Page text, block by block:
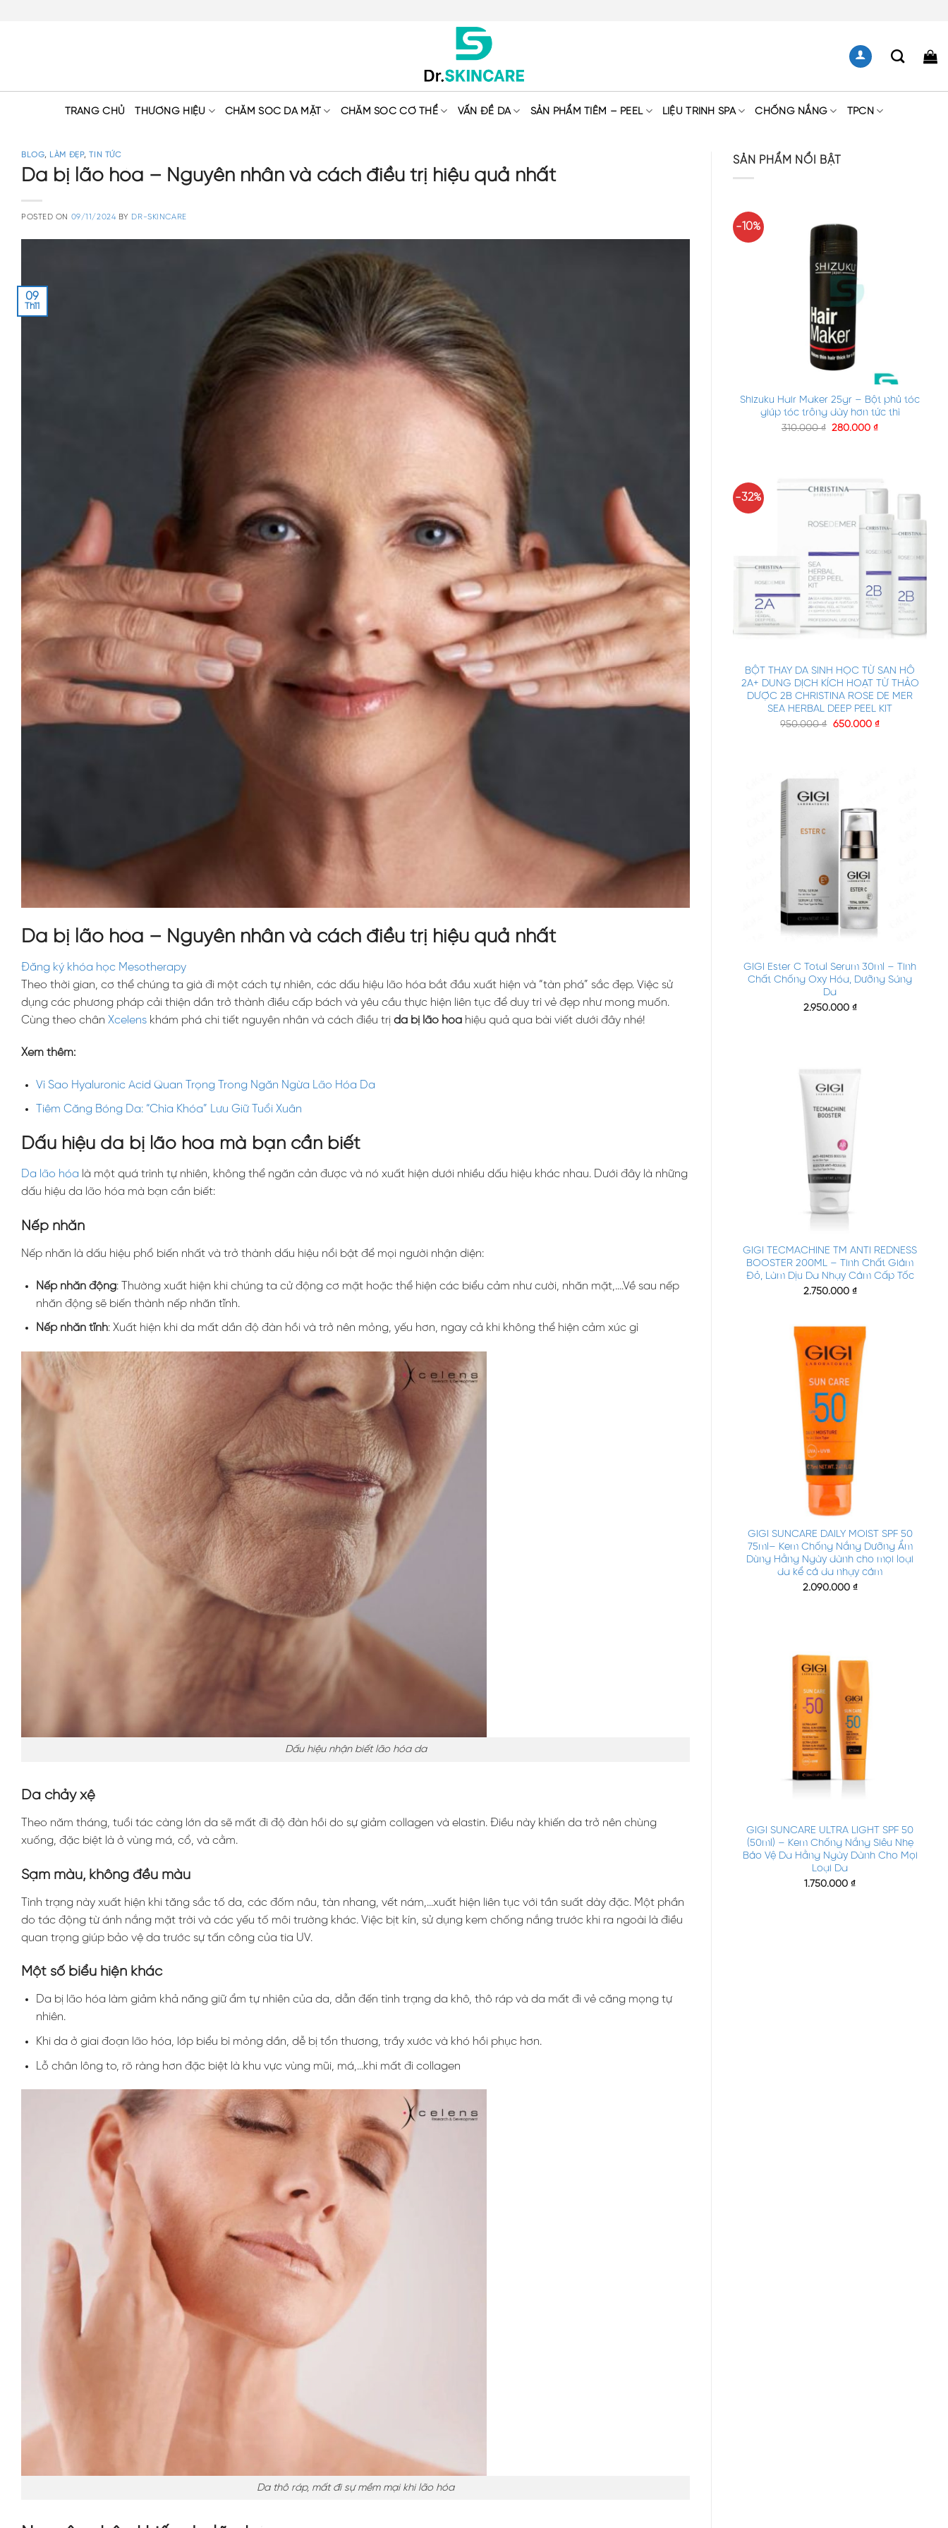
TRANG CHỦ THƯƠNG HIỆU CHĂM SÓC DA MẶT CHĂM SÓC CƠ THỂ VẤN ĐỀ DA SẢN PHẨM TIÊM – PEEL LIỆU TRÌNH SPA CHỐNG NẮNG TPCN
BLOG, LÀM ĐẸP,TIN TỨC
Da bị lão hóa – Nguyên nhân và cách điều trị hiệu quả nhất
POSTED ON 09/11/2024 BY DR-SKINCARE
09
Th11
Da bị lão hóa – Nguyên nhân và cách điều trị hiệu quả nhất
Đăng ký khóa học Mesotherapy
Theo thời gian, cơ thể chúng ta già đi một cách tự nhiên, các dấu hiệu lão hóa bắt đầu xuất hiện và “tàn phá” sắc đẹp. Việc sử
dụng các phương pháp cải thiện dần trở thành điều cấp bách và yêu cầu thực hiện liên tục để duy trì vẻ đẹp như mong muốn.
Cùng theo chân Xcelens khám phá chi tiết nguyên nhân và cách điều trị da bị lão hóa hiệu quả qua bài viết dưới đây nhé!
Xem thêm:
Vì Sao Hyaluronic Acid Quan Trọng Trong Ngăn Ngừa Lão Hóa Da
Tiêm Căng Bóng Da: “Chìa Khóa” Lưu Giữ Tuổi Xuân
Dấu hiệu da bị lão hóa mà bạn cần biết
Da lão hóa là một quá trình tự nhiên, không thể ngăn cản được và nó xuất hiện dưới nhiều dấu hiệu khác nhau. Dưới đây là những
dấu hiệu da lão hóa mà bạn cần biết:
Nếp nhăn
Nếp nhăn là dấu hiệu phổ biến nhất và trở thành dấu hiệu nổi bật để mọi người nhận diện:
Nếp nhăn động: Thường xuất hiện khi chúng ta cử động cơ mặt hoặc thể hiện các biểu cảm như cười, nhăn mặt,….Về sau nếp
nhăn động sẽ biến thành nếp nhăn tĩnh.
Nếp nhăn tĩnh: Xuất hiện khi da mất dần độ đàn hồi và trở nên mỏng, yếu hơn, ngay cả khi không thể hiện cảm xúc gì
Dấu hiệu nhận biết lão hóa da
Da chảy xệ
Theo năm tháng, tuổi tác càng lớn da sẽ mất đi độ đàn hồi do sự giảm collagen và elastin. Điều này khiến da trở nên chùng
xuống, đặc biệt là ở vùng má, cổ, và cằm.
Sạm màu, không đều màu
Tình trạng này xuất hiện khi tăng sắc tố da, các đốm nâu, tàn nhang, vết nám,…xuất hiện liên tục với tần suất dày đặc. Một phần
do tác động từ ánh nắng mặt trời và các yếu tố môi trường khác. Việc bịt kín, sử dụng kem chống nắng trước khi ra ngoài là điều
quan trọng giúp bảo vệ da trước sự tấn công của tia UV.
Một số biểu hiện khác
Da bị lão hóa làm giảm khả năng giữ ẩm tự nhiên của da, dẫn đến tình trạng da khô, thô ráp và da mất đi vẻ căng mọng tự
nhiên.
Khi da ở giai đoạn lão hóa, lớp biểu bì mỏng dần, dễ bị tổn thương, trầy xước và khó hồi phục hơn.
Lỗ chân lông to, rõ ràng hơn đặc biệt là khu vực vùng mũi, má,…khi mất đi collagen
Da thô ráp, mất đi sự mềm mại khi lão hóa
SẢN PHẨM NỔI BẬT
-10%
Shizuku Hair Maker 25gr – Bột phủ tóc
giúp tóc trông dày hơn tức thì
310.000₫ 280.000₫
-32%
BỘT THAY DA SINH HỌC TỪ SAN HÔ
2A+ DUNG DỊCH KÍCH HOẠT TỪ THẢO
DƯỢC 2B CHRISTINA ROSE DE MER
SEA HERBAL DEEP PEEL KIT
950.000₫ 650.000 ₫
GIGI Ester C Total Serum 30ml – Tinh
Chất Chống Oxy Hóa, Dưỡng Sáng
Da
2.950.000 ₫
GIGI TECMACHINE TM ANTI REDNESS
BOOSTER 200ML – Tinh Chất Giảm
Đỏ, Làm Dịu Da Nhạy Cảm Cấp Tốc
2.750.000 ₫
GIGI SUNCARE DAILY MOIST SPF 50
75ml– Kem Chống Nắng Dưỡng Ẩm
Dùng Hằng Ngày dành cho mọi loại
da kể cả da nhạy cảm
2.090.000 ₫
GIGI SUNCARE ULTRA LIGHT SPF 50
(50ml) – Kem Chống Nắng Siêu Nhẹ
Bảo Vệ Da Hằng Ngày Dành Cho Mọi
Loại Da
1.750.000 ₫